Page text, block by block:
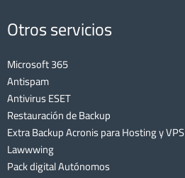
Otros servicios
Microsoft 365
Antispam
Antivirus ESET
Restauración de Backup
Extra Backup Acronis para Hosting y VPS
Lawwwing
Pack digital Autónomos